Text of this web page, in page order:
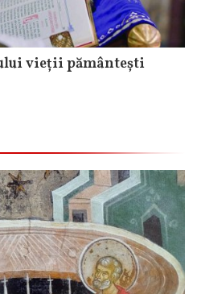
vieții pământești